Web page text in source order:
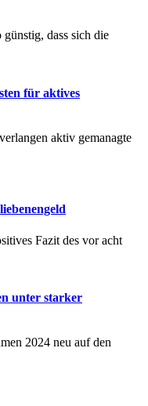
dass sich die
für aktives
aktiv gemanagte
Fazit des vor acht
unter starker
2024 neu auf den